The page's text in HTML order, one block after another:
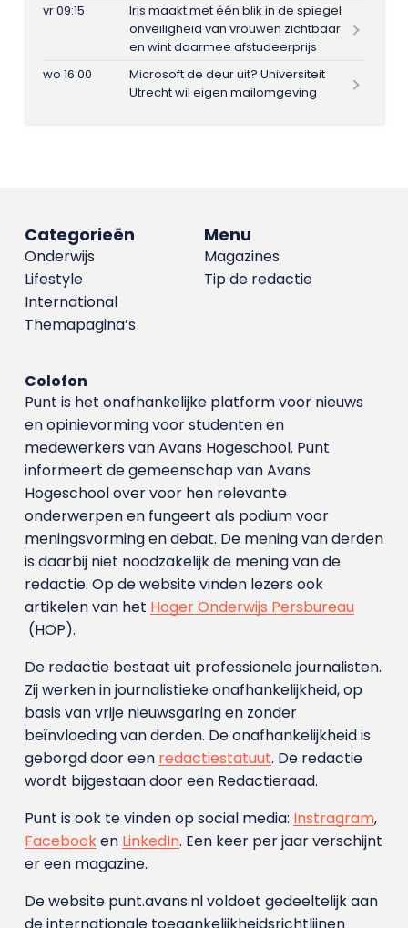
vr 09:15
Iris maakt met één blik in de spiegel
onveiligheid van vrouwen zichtbaar
en wint daarmee afstudeerprijs
wo 16:00
Microsoft de deur uit? Universiteit
Utrecht wil eigen mailomgeving
Menu
Magazines
Tip de redactie
Categorieën
Onderwijs
Lifestyle
International
Themapagina’s
Colofon
Punt is het onafhankelijke platform voor nieuws
en opinievorming voor studenten en
medewerkers van Avans Hoge­school. Punt
informeert de gemeenschap van Avans
Hogeschool over voor hen relevante
onderwerpen en fungeert als podium voor
meningsvorming en debat. De mening van derden
is daarbij niet noodzakelijk de mening van de
redactie. Op de website vinden lezers ook
artikelen van het Hoger Onderwijs Persbureau
(HOP).
De redactie bestaat uit professionele journalisten.
Zij werken in journalistieke onafhankelijkheid, op
basis van vrije nieuwsgaring en zonder
beïnvloeding van derden. De onafhankelijkheid is
geborgd door een redactiestatuut. De redactie
wordt bijgestaan door een Redactieraad.
Punt is ook te vinden op social media: Instragram,
Facebooken LinkedIn. Een keer per jaar verschijnt
er een magazine.
De website punt.avans.nl voldoet gedeeltelijk aan